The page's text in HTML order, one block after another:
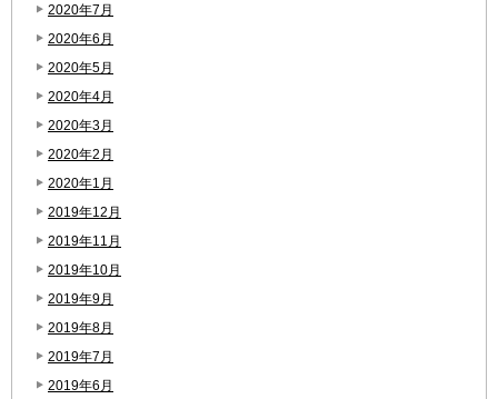
2020年7月
2020年6月
2020年5月
2020年4月
2020年3月
2020年2月
2020年1月
2019年12月
2019年11月
2019年10月
2019年9月
2019年8月
2019年7月
2019年6月